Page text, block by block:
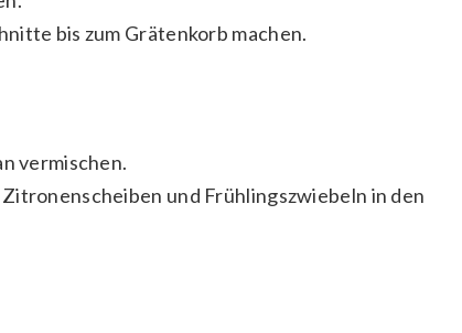
bis zum Grätenkorb machen.
vermischen.
und Frühlingszwiebeln in den